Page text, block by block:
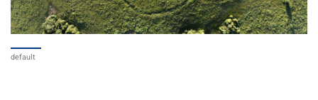
default